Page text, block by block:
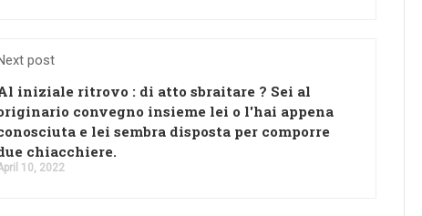
post
iniziale ritrovo : di atto sbraitare ? Sei al
convegno insieme lei o l'hai appena
e lei sembra disposta per comporre
chiacchiere.
10, 2022